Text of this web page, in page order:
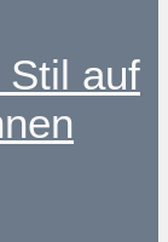
Stil auf